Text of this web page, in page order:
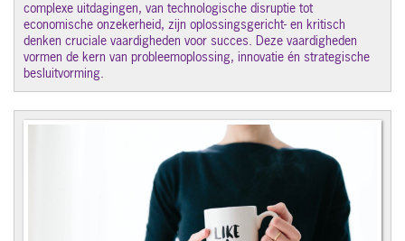
complexe uitdagingen, van technologische disruptie tot
economische onzekerheid, zijn oplossingsgericht- en kritisch
denken cruciale vaardigheden voor succes. Deze vaardigheden
vormen de kern van probleemoplossing, innovatie én strategische
besluitvorming.